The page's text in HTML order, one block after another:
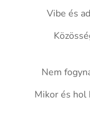
Vibe és
Nem
Mikor és hol